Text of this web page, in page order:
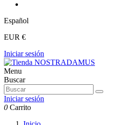
Español
EUR €
Iniciar sesión
Menu
Buscar
Iniciar sesión
0 Carrito